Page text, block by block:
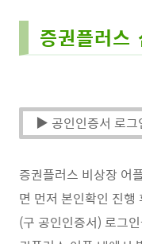
증권플러스
▶ 공인인증서 로그
증권플러스 비상장 어
면 먼저 본인확인 진행
(구 공인인증서) 로그